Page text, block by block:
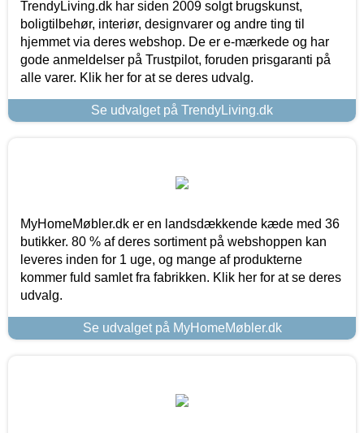
TrendyLiving.dk har siden 2009 solgt brugskunst,
boligtilbehør, interiør, designvarer og andre ting til
hjemmet via deres webshop. De er e-mærkede og har
gode anmeldelser på Trustpilot, foruden prisgaranti på
alle varer. Klik her for at se deres udvalg.
Se udvalget på TrendyLiving.dk
MyHomeMøbler.dk er en landsdækkende kæde med 36
butikker. 80 % af deres sortiment på webshoppen kan
leveres inden for 1 uge, og mange af produkterne
kommer fuld samlet fra fabrikken. Klik her for at se deres
udvalg.
Se udvalget på MyHomeMøbler.dk